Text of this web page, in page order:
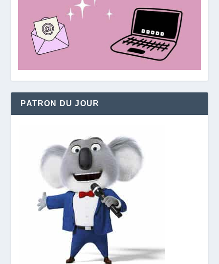
PATRON DU JOUR